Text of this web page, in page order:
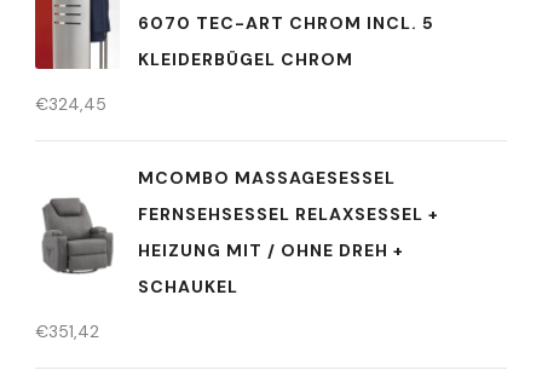
6070 TEC-ART CHROM INCL. 5
KLEIDERBÜGEL CHROM
€324,45
MCOMBO MASSAGESESSEL
FERNSEHSESSEL RELAXSESSEL +
HEIZUNG MIT / OHNE DREH +
SCHAUKEL
€351,42